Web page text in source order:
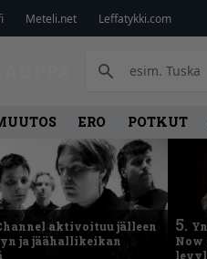
Meteli.net Leffatykki.com
ERO POTKUT
aktivoituu jälleen
ja jäähallikeikan
5.
Now